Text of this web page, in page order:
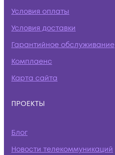
Условия оплаты
Условия доставки
Гарантийное обслуживание
Комплаенс
Карта сайта
ПРОЕКТЫ
Блог
Новости телекоммуникаций